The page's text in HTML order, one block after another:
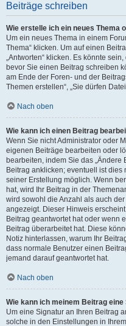
Beiträge schreiben
Wie erstelle ich ein neues Thema
Um ein neues Thema in einem
Thema“ klicken. Um auf einen
„Antworten“ klicken. Es könnte
bevor Sie einen Beitrag schreiben
am Ende der Foren- und der
Themen erstellen“, „Sie dürfen
Nach oben
Wie kann ich einen Beitrag
Wenn Sie nicht Administrator oder
eigenen Beiträge bearbeiten oder
bearbeiten, indem Sie das „Ändere
Beitrag anklicken; eventuell ist
seiner Erstellung möglich. Wenn
hat, wird Ihr Beitrag in der
wird sowohl die Anzahl als auch
angezeigt. Dieser Hinweis
Beitrag geantwortet hat oder wenn
Beitrag überarbeitet hat. Diese
Notiz hinterlassen, warum Ihr
dass normale Benutzer einen
jemand darauf geantwortet hat.
Nach oben
Wie kann ich meinem Beitrag
Um eine Signatur an Ihren Beitrag
solche in den Einstellungen in